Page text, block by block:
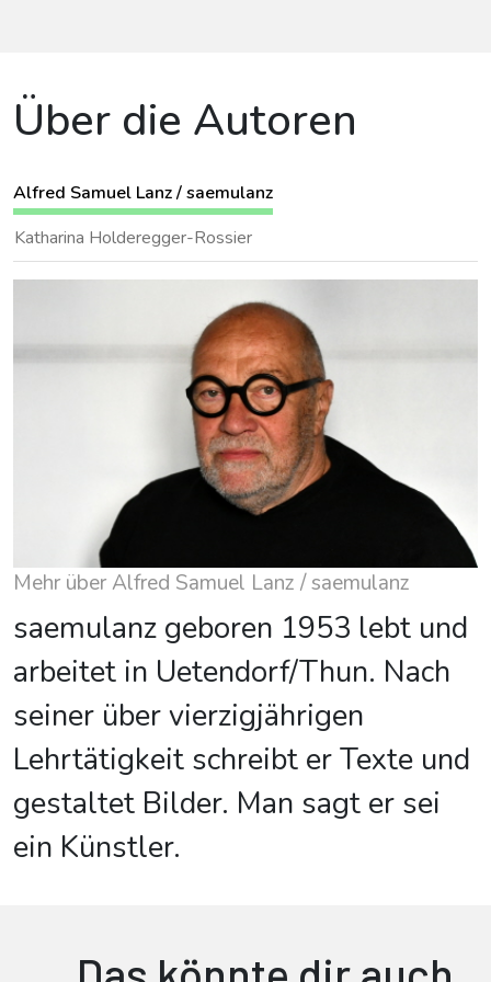
Über die Autoren
Alfred Samuel Lanz / saemulanz
Katharina Holderegger-Rossier
Mehr über Alfred Samuel Lanz / saemulanz
saemulanz geboren 1953 lebt und
arbeitet in Uetendorf/Thun. Nach
seiner über vierzigjährigen
Lehrtätigkeit schreibt er Texte und
gestaltet Bilder. Man sagt er sei
ein Künstler.